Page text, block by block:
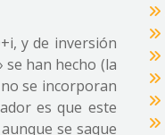
y de inversión
han hecho (la
se incorporan
es que este
se saque